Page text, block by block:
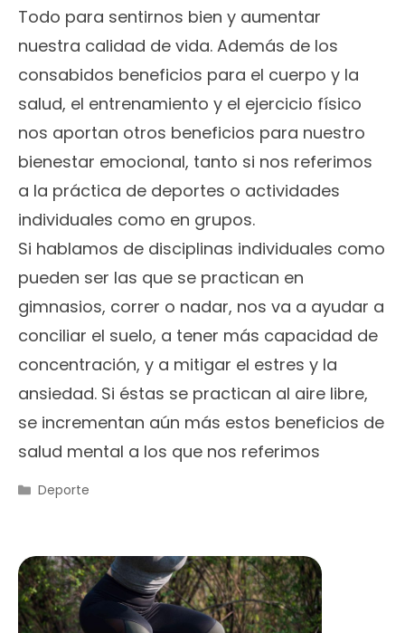
Todo para sentirnos bien y aumentar
nuestra calidad de vida. Además de los
consabidos beneficios para el cuerpo y la
salud, el entrenamiento y el ejercicio físico
nos aportan otros beneficios para nuestro
bienestar emocional, tanto si nos referimos
a la práctica de deportes o actividades
individuales como en grupos.
Si hablamos de disciplinas individuales como
pueden ser las que se practican en
gimnasios, correr o nadar, nos va a ayudar a
conciliar el suelo, a tener más capacidad de
concentración, y a mitigar el estres y la
ansiedad. Si éstas se practican al aire libre,
se incrementan aún más estos beneficios de
salud mental a los que nos referimos
Categorías
Deporte